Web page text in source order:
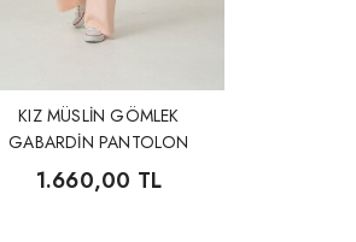
KIZ MÜSLİN GÖMLEK
GABARDİN PANTOLON
TAKIM
1.660,00 TL